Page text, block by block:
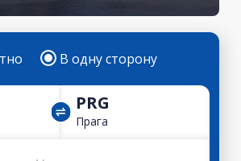
В одну сторону
PRG
Прага